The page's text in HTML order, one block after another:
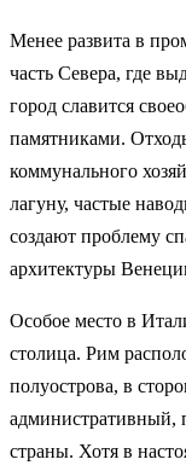
Менее развита в
часть Севера, где
город славится
памятниками.
коммунального
лагуну, частые
создают проблему
архитектуры
Особое место в
столица. Рим
полуострова, в
административный,
страны. Хотя в